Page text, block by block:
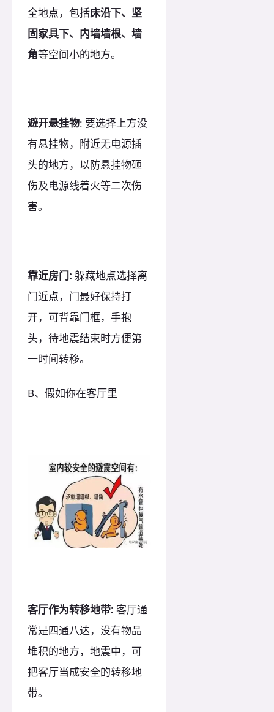
全地点，包括床沿下、坚
固家具下、内墙墙根、墙
角等空间小的地方。
避开悬挂物: 要选择上方没
有悬挂物，附近无电源插
头的地方，以防悬挂物砸
伤及电源线着火等二次伤
害。
靠近房门: 躲藏地点选择离
门近点，门最好保持打
开，可背靠门框，手抱
头，待地震结束时方便第
一时间转移。
B、假如你在客厅里
客厅作为转移地带: 客厅通
常是四通八达，没有物品
堆积的地方，地震中，可
把客厅当成安全的转移地
带。